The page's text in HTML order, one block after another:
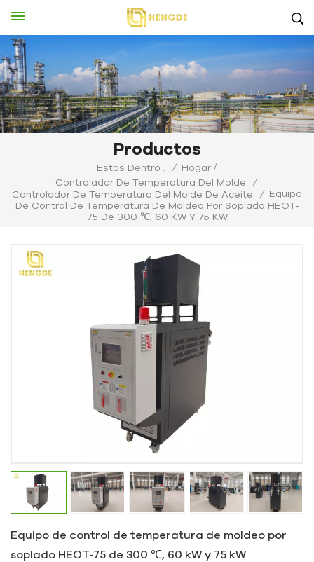
Productos
Estas Dentro : / Hogar /
Controlador De Temperatura Del Molde
/
Controlador De Temperatura Del Molde De Aceite
/
Equipo
De Control De Temperatura De Moldeo Por Soplado HEOT-
75 De 300 ℃, 60 KW Y 75 KW
Equipo de control de temperatura de moldeo por
soplado HEOT-75 de 300 ℃, 60 kW y 75 kW